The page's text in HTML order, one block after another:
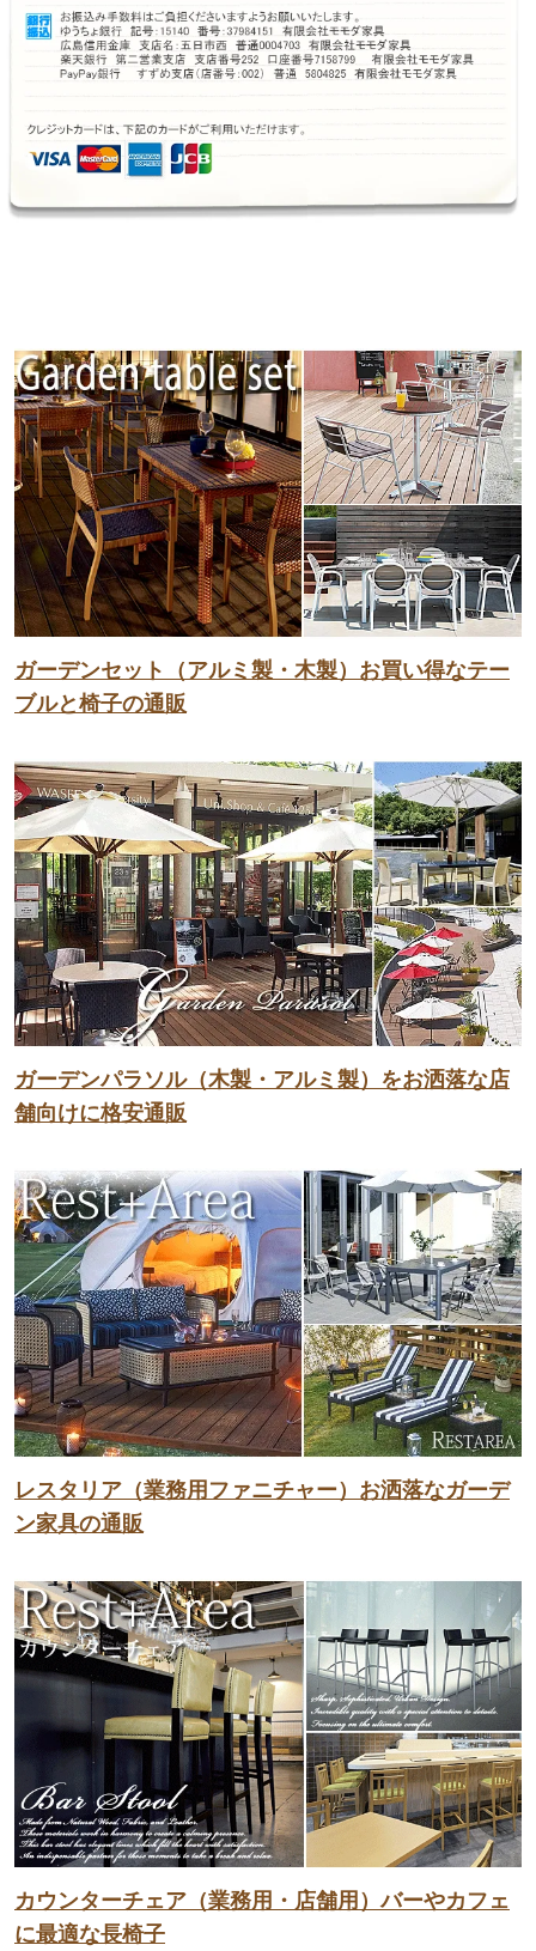
ガーデンセット（アルミ製・木製）お買い得なテー
ブルと椅子の通販
ガーデンパラソル（木製・アルミ製）をお洒落な店
舗向けに格安通販
レスタリア（業務用ファニチャー）お洒落なガーデ
ン家具の通販
カウンターチェア（業務用・店舗用）バーやカフェ
に最適な長椅子